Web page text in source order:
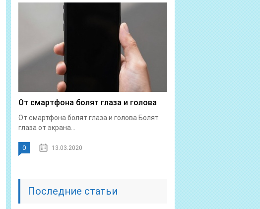
От смартфона болят глаза и голова
От смартфона болят глаза и голова Болят
глаза от экрана...
0 13.03.2020
Последние статьи